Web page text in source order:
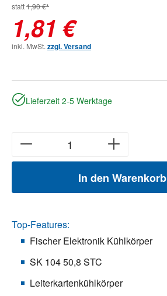
statt1,90 €*
1,81 €
inkl. MwSt. zzgl. Versand
Lieferzeit 2-5 Werktage
In den Warenkorb
Top-Features:
Fischer Elektronik Kühlkörper
SK 104 50,8 STC
Leiterkartenkühlkörper